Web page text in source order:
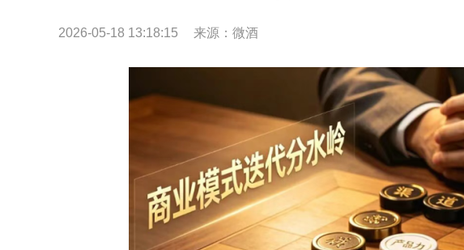
2026-05-18 13:18:15 来源：微酒